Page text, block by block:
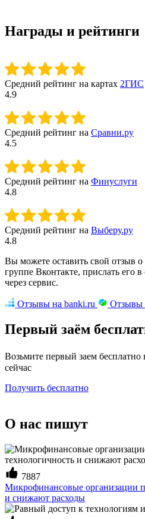
Награды и рейтинги
Средний рейтинг на картах 2ГИС
4.9
Средний рейтинг на Сравни.ру
4.5
Средний рейтинг на Финуслуги
4.8
Средний рейтинг на Выберу.ру
4.8
Вы можете оставить свой отзыв о
группе Вконтакте, прислать его
через сервис.
Отзывы на banki.ru Отзывы
Первый заём
Возьмите первый заем
сейчас
Получить бесплатно
О нас пишут
7887
Микрофинансовые организации
и снижают расходы